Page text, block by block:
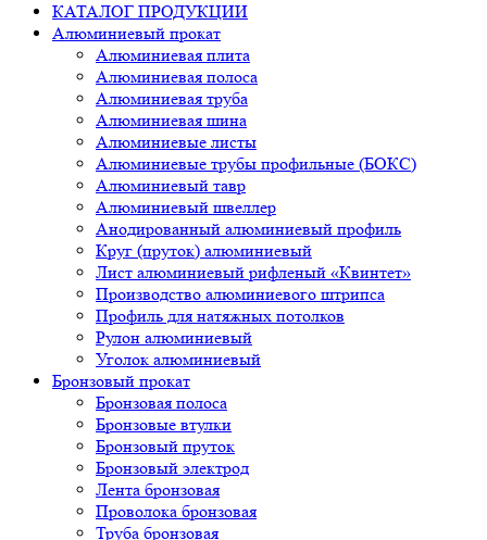
КАТАЛОГ ПРОДУКЦИИ
Алюминиевый прокат
Алюминиевая плита
Алюминиевая полоса
Алюминиевая труба
Алюминиевая шина
Алюминиевые листы
Алюминиевые трубы профильные (БОКС)
Алюминиевый тавр
Алюминиевый швеллер
Анодированный алюминиевый профиль
Круг (пруток) алюминиевый
Лист алюминиевый рифленый «Квинтет»
Производство алюминиевого штрипса
Профиль для натяжных потолков
Рулон алюминиевый
Уголок алюминиевый
Бронзовый прокат
Бронзовая полоса
Бронзовые втулки
Бронзовый пруток
Бронзовый электрод
Лента бронзовая
Проволока бронзовая
Труба бронзовая